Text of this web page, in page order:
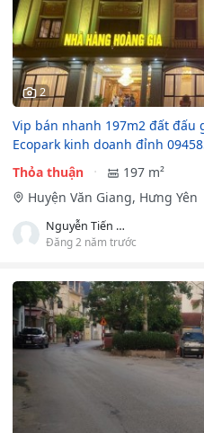
2
Vip bán nhanh 197m2 đất đấu
Ecopark kinh doanh đỉnh
Thỏa thuận
197 m²
Huyện Văn Giang, Hưng Yên
Nguyễn Tiến Dũng
Đăng 2 năm trước